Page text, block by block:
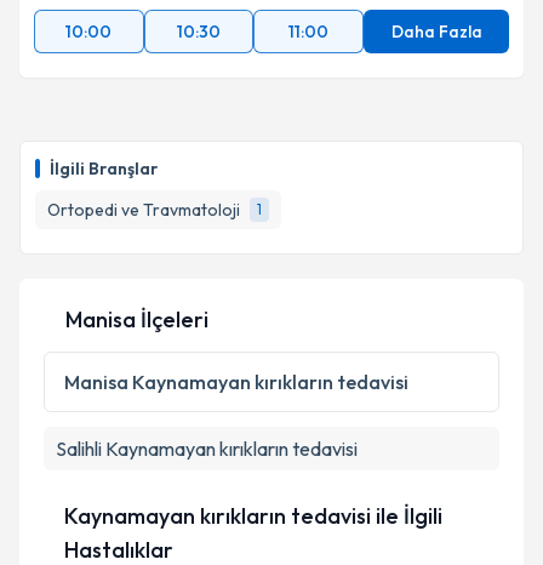
İlgili Branşlar
Ortopedi ve Travmatoloji
1
10:00
10:30 11:00 Daha Fazla
Manisa İlçeleri
Manisa Kaynamayan kırıkların tedavisi
Salihli Kaynamayan kırıkların tedavisi
Kaynamayan kırıkların tedavisi ile İlgili
Hastalıklar